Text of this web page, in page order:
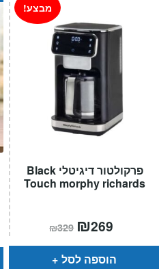
פרקולטור דיגיטלי Black
Touch morphy richards
מבצע!
₪329 המחיר
המקורי
היה:
₪329.
₪269
הוא:
הוספה לסל